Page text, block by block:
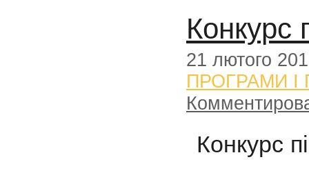
Конкурс
21 лютого
ПРОГРАМИ І
Конкурс